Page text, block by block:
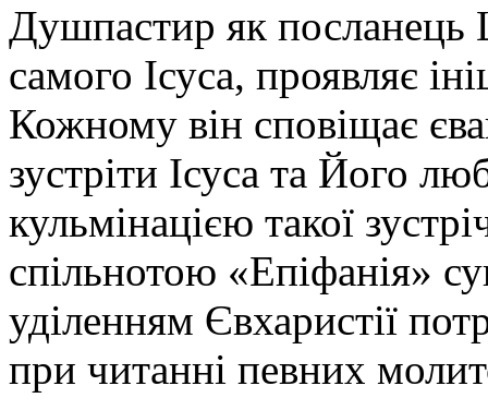
Душпастир як
самого Ісуса, проявляє
Кожному він сповіщає
зустріти Ісуса та Його
кульмінацією такої
спільнотою «Епіфанія»
уділенням Євхаристії
при читанні певних